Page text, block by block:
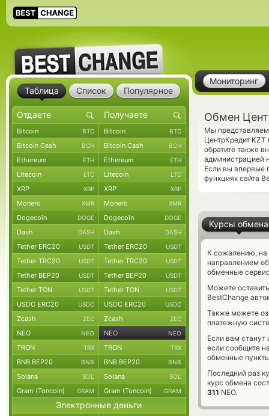
Мониторинг
Обмен
Мы представляем
ЦентрКредит
обратите также
администрацией
Если вы впервые
функциях сайта
Курсы обмена
К сожалению, на
направлением
обменные
Можете
BestChange
Также можете
платежную
Если вам
если сообщите
обменные
Последний раз
курс обмена
311 NEO.
Таблица Список Популярное
Bitcoin BTC Bitcoin BTC
Bitcoin Cash BCH Bitcoin Cash BCH
Ethereum ETH Ethereum ETH
Litecoin LTC Litecoin LTC
XRP XRP XRP XRP
Monero XMR Monero XMR
Dogecoin DOGE Dogecoin DOGE
Dash DASH Dash DASH
Tether ERC20 USDT Tether ERC20 USDT
Tether TRC20 USDT Tether TRC20 USDT
Tether BEP20 USDT Tether BEP20 USDT
Tether TON USDT Tether TON USDT
USDC ERC20 USDC USDC ERC20 USDC
Zcash ZEC Zcash ZEC
NEO NEO NEO NEO
TRON TRX TRON TRX
BNB BEP20 BNB BNB BEP20 BNB
Solana SOL Solana SOL
Gram (Toncoin) GRAM Gram (Toncoin) GRAM
Электронные деньги